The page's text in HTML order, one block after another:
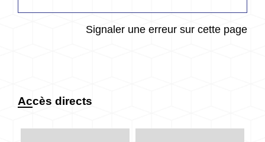
Signaler une erreur sur cette page
Accès directs